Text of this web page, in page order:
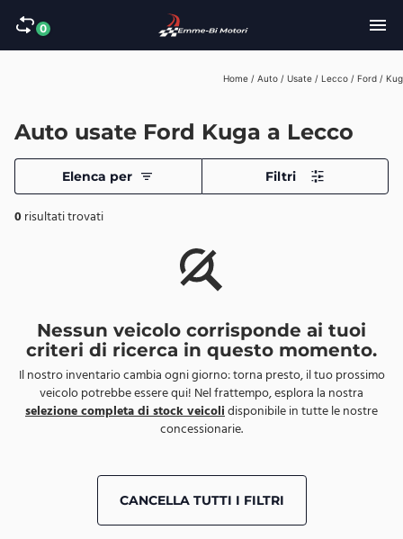
0
Home / Auto / Usate / Lecco / Ford /
Auto usate Ford Kuga a Lecco
Elenca per Filtri
0risultati trovati
Nessun veicolo corrisponde ai tuoi
criteri di ricerca in questo momento.
Il nostro inventario cambia ogni giorno: torna presto, il tuo prossimo
veicolo potrebbe essere qui! Nel frattempo, esplora la nostra
selezione completa di stock veicolidisponibile in tutte le nostre
concessionarie.
CANCELLA TUTTI I FILTRI